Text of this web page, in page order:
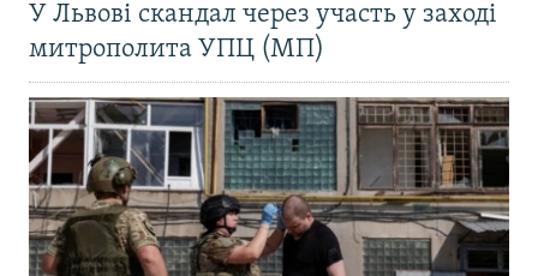
У Львові скандал через участь у заході
митрополита УПЦ (МП)